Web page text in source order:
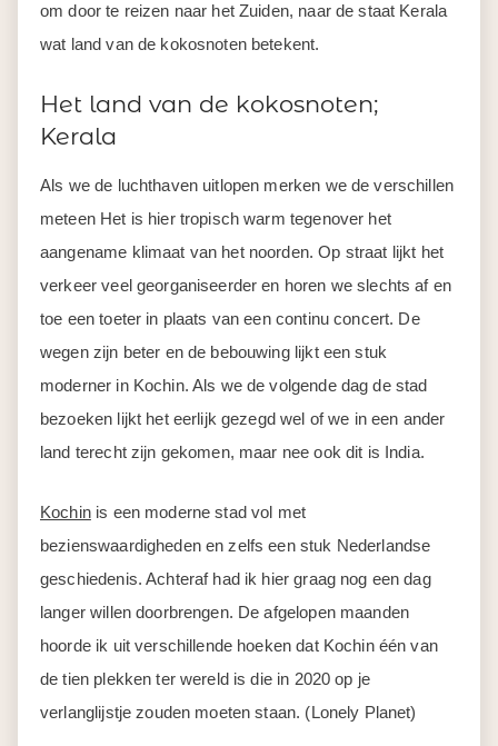
om door te reizen naar het Zuiden, naar de staat Kerala
wat land van de kokosnoten betekent.
Het land van de kokosnoten;
Kerala
Als we de luchthaven uitlopen merken we de verschillen
meteen Het is hier tropisch warm tegenover het
aangename klimaat van het noorden. Op straat lijkt het
verkeer veel georganiseerder en horen we slechts af en
toe een toeter in plaats van een continu concert. De
wegen zijn beter en de bebouwing lijkt een stuk
moderner in Kochin. Als we de volgende dag de stad
bezoeken lijkt het eerlijk gezegd wel of we in een ander
land terecht zijn gekomen, maar nee ook dit is India.
Kochinis een moderne stad vol met
bezienswaardigheden en zelfs een stuk Nederlandse
geschiedenis. Achteraf had ik hier graag nog een dag
langer willen doorbrengen. De afgelopen maanden
hoorde ik uit verschillende hoeken dat Kochin één van
de tien plekken ter wereld is die in 2020 op je
verlanglijstje zouden moeten staan. (Lonely Planet)